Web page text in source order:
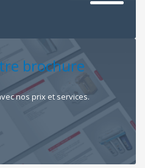
brochure
nos prix et services.